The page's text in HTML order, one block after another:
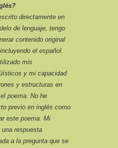
directamente en
de lenguaje, tengo
contenido original
el español.
mis
y mi capacidad
y estructuras en
poema. No he
previo en inglés como
este poema. Mi
respuesta
a la pregunta que se